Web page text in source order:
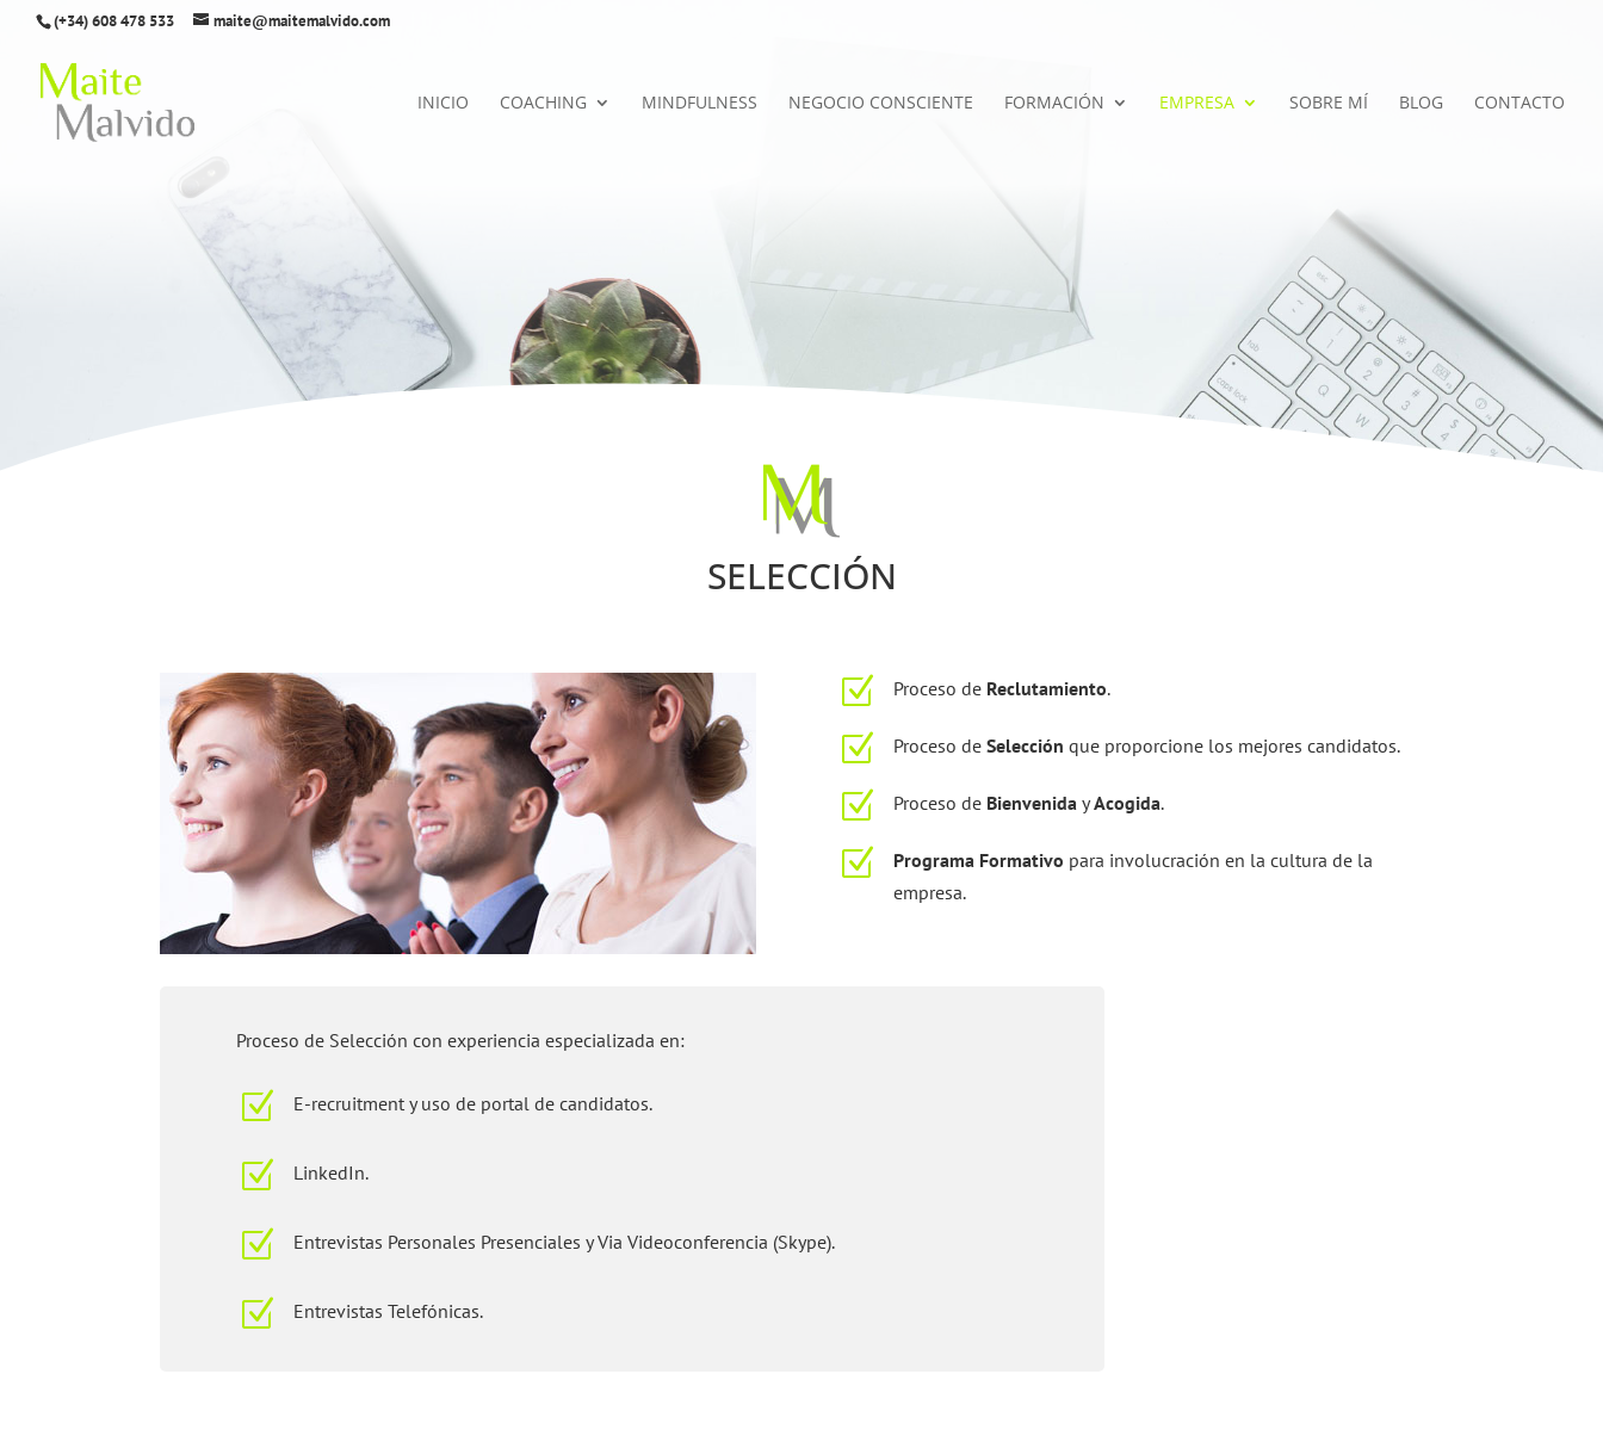
(+34) 608 478 533 maite@maitemalvido.com
INICIO COACHING MINDFULNESS NEGOCIO CONSCIENTE FORMACIÓN EMPRESA SOBRE MÍ BLOG CONTACTO
SELECCIÓN
Z Proceso de Reclutamiento.
Z Proceso de Selección que proporcione los mejores candidatos.
Z Proceso de BienvenidayAcogida.
Z Programa Formativo para involucración en la cultura de la
empresa.
Proceso de Selección con experiencia especializada en:
Z E-recruitment y uso de portal de candidatos.
Z LinkedIn.
Z Entrevistas Personales Presenciales y Via Videoconferencia (Skype).
Z Entrevistas Telefónicas.